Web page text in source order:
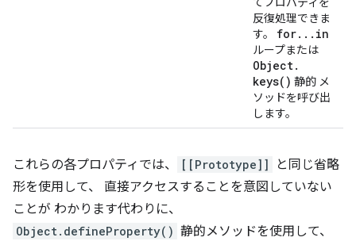
反復処理できま
す。 for. . . in
ループまたは
Object.
keys( ) 静的 メ
ソッドを呼び出
します。
これらの各プロパティでは、 [[Prototype]]
と同じ省略
形を使用して、 直接アクセスすることを意図していない
ことが わかります代わりに、
Object.defineProperty() 静的メソッドを使用して、